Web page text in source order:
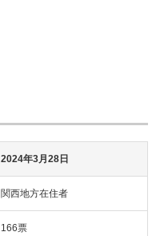
2024年3月28日
関西地方在住者
166票